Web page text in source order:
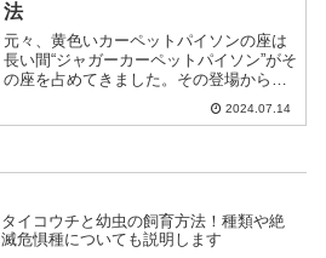
法
元々、黄色いカーペットパイソンの座は
長い間“ジャガーカーペットパイソン”がそ
の座を占めてきました。その登場から月
日が経ちなかなかクオリティの高いジャ
ガーカーペットパイソンが流通せず、
2024.07.14
タイコウチと幼虫の飼育方法！種類や絶
滅危惧種についても説明します